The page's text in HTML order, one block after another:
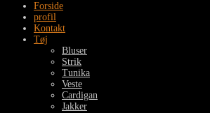
Forside
profil
Kontakt
Tøj
Bluser
Strik
Tunika
Veste
Cardigan
Jakker